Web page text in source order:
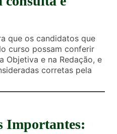
que os candidatos que
curso possam conferir
Objetiva e na Redação, e
corretas pela
Importantes: